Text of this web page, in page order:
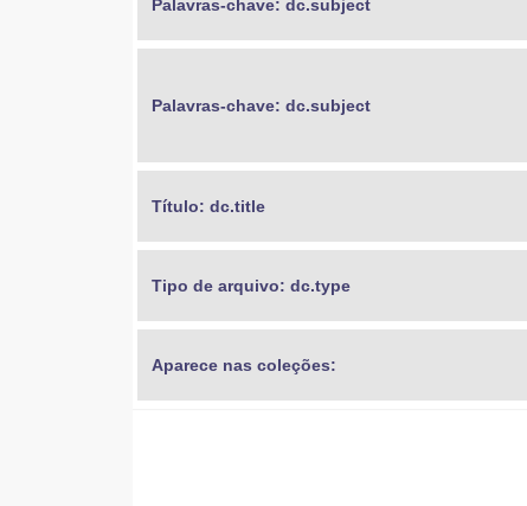
Palavras-chave: dc.subject
Palavras-chave: dc.subject
Título: dc.title
Tipo de arquivo: dc.type
Aparece nas coleções: